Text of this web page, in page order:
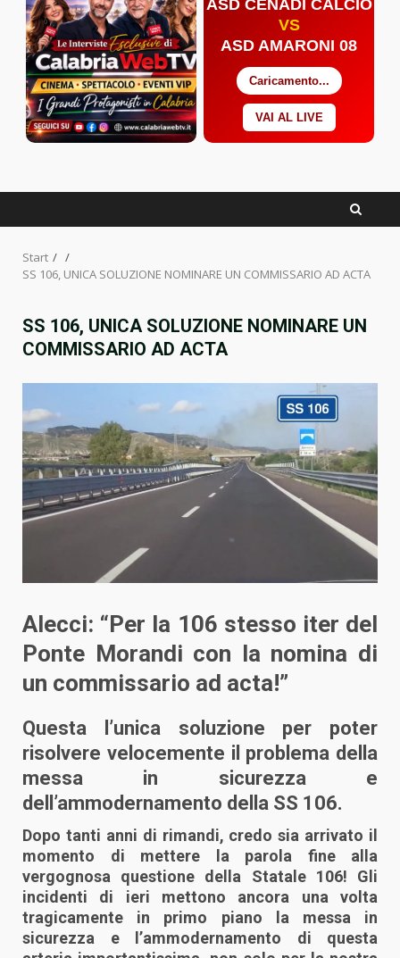
ASD CENADI CALCIO
VS
ASD AMARONI 08
Caricamento...
VAI AL LIVE
Start
SS 106, UNICA SOLUZIONE NOMINARE UN COMMISSARIO AD ACTA
SS 106, UNICA SOLUZIONE NOMINARE UN
COMMISSARIO AD ACTA
Alecci: “Per la 106 stesso iter del
Ponte Morandi con la nomina di
un commissario ad acta!”
Questa l’unica soluzione per poter
risolvere velocemente il problema della
messa in sicurezza e
dell’ammodernamento della SS 106.
Dopo tanti anni di rimandi, credo sia arrivato il
momento di mettere la parola fine alla
vergognosa questione della Statale 106! Gli
incidenti di ieri mettono ancora una volta
tragicamente in primo piano la messa in
sicurezza e l’ammodernamento di questa